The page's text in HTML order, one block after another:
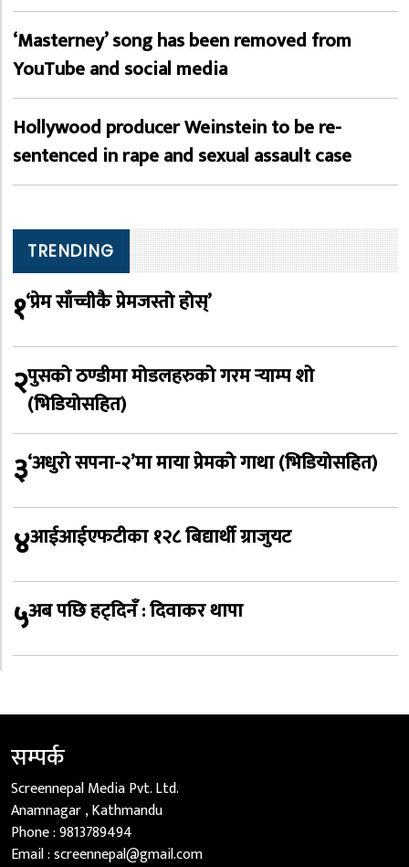
‘Masterney’ song has been removed from
YouTube and social media
Hollywood producer Weinstein to be re-
sentenced in rape and sexual assault case
TRENDING
१‘प्रेम साँच्चीकै प्रेमजस्तो होस्’
२पुसको ठण्डीमा मोडलहरुको गरम र्‍याम्प शो
(भिडियोसहित)
३‘अधुरो सपना-२’मा माया प्रेमको गाथा (भिडियोसहित)
४आईआईएफटीका १२८ बिद्यार्थी ग्राजुयट
५अब पछि हट्दिनँ : दिवाकर थापा
सम्पर्क
Screennepal Media Pvt. Ltd.
Anamnagar , Kathmandu
Phone :9813789494
Email :screennepal@gmail.com